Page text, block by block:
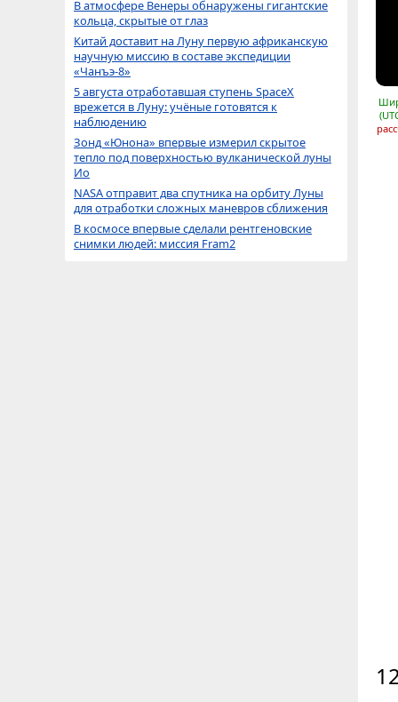
В атмосфере Венеры обнаружены гигантские
кольца, скрытые от глаз
Китай доставит на Луну первую африканскую
научную миссию в составе экспедиции
«Чанъэ-8»
5 августа отработавшая ступень SpaceX
врежется в Луну: учёные готовятся к
наблюдению
Зонд «Юнона» впервые измерил скрытое
тепло под поверхностью вулканической луны
Ио
NASA отправит два спутника на орбиту Луны
для отработки сложных маневров сближения
В космосе впервые сделали рентгеновские
снимки людей: миссия Fram2